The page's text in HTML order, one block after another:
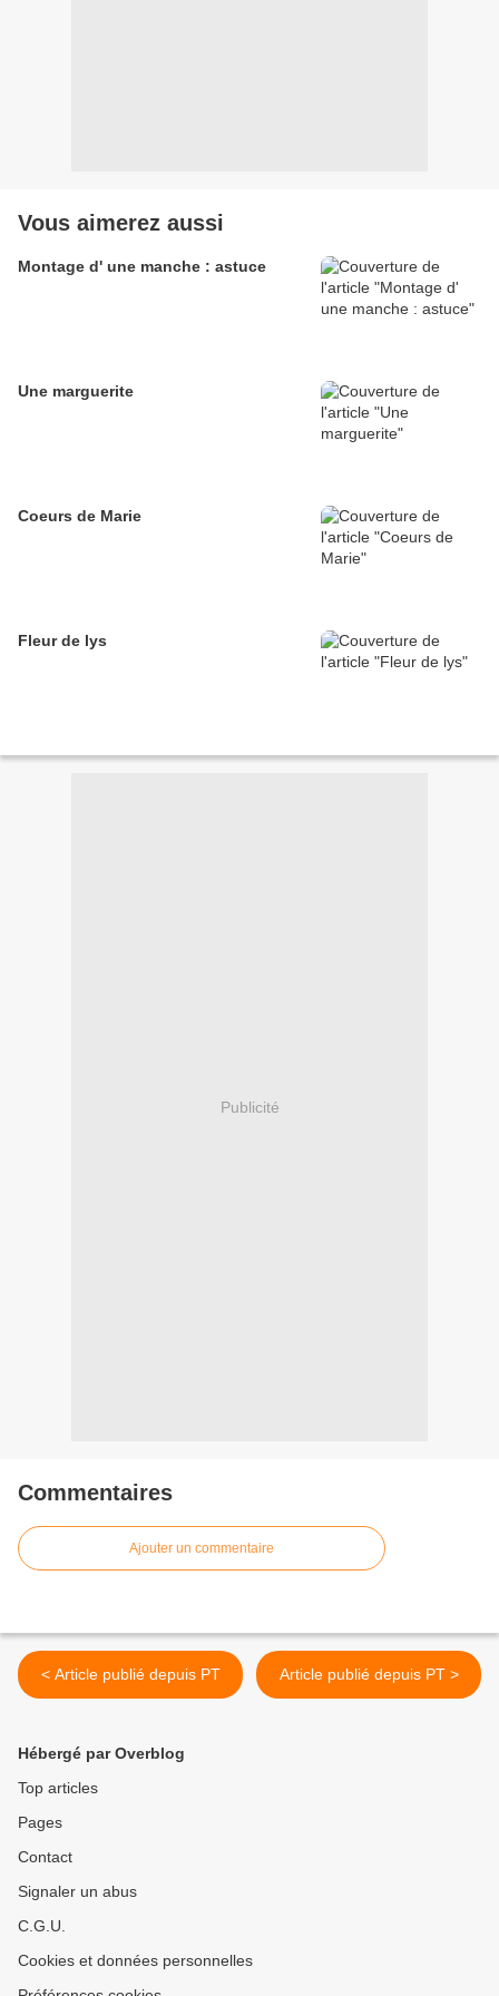
Vous aimerez aussi
Montage d' une manche : astuce
Une marguerite
Coeurs de Marie
Fleur de lys
Publicité
Commentaires
Ajouter un commentaire
< Article publié depuis PT Article publié depuis PT >
Hébergé par Overblog
Top articles
Pages
Contact
Signaler un abus
C.G.U.
Cookies et données personnelles